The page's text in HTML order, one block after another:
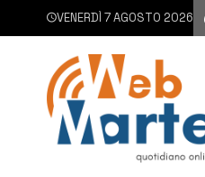
VENERDÌ 7 AGOSTO 2026
7 AGOSTO